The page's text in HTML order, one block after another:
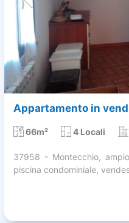
Appartamento in
66m² 4 Locali
37958 - Montecchio,
piscina condominiale,